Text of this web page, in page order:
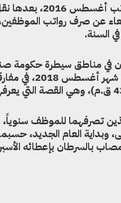
آخر راتب كامل، استلمه إحسان
عن صرف رواتب الموظفين،
السنة.
في مناطق سيطرة حكومة
عائلاتهم ربع السكان،
تصرفهما للموظف
وبداية العام الجديد،
بإعطائه